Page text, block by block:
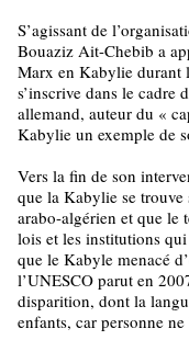
S’agissant de
Bouaziz Ait-Chebib a
Marx en Kabylie durant
s’inscrive dans le cadre
allemand, auteur du «
Kabylie un exemple de
Vers la fin de son
que la Kabylie se
arabo-algérien et que le
lois et les institutions
que le Kabyle menacé
l’UNESCO parut en
disparition, dont la
enfants, car personne